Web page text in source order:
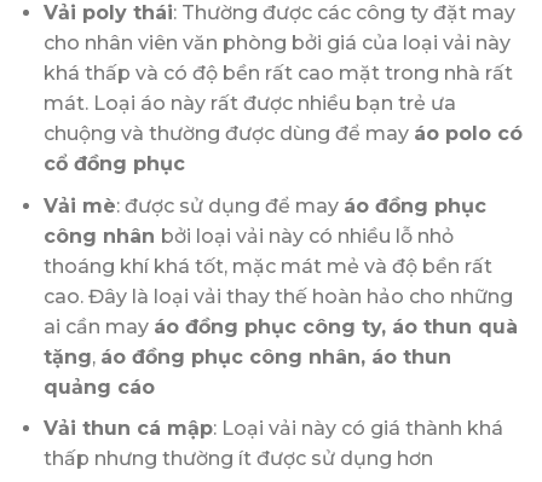
Vải poly thái: Thường được các công ty đặt may
cho nhân viên văn phòng bởi giá của loại vải này
khá thấp và có độ bền rất cao mặt trong nhà rất
mát. Loại áo này rất được nhiều bạn trẻ ưa
chuộng và thường được dùng để may áo polo có
cổ đồng phục
Vải mè: được sử dụng để may áo đồng phục
công nhân bởi loại vải này có nhiều lỗ nhỏ
thoáng khí khá tốt, mặc mát mẻ và độ bền rất
cao. Đây là loại vải thay thế hoàn hảo cho những
ai cần may áo đồng phục công ty, áo thun quà
tặng, áo đồng phục công nhân, áo thun
quảng cáo
Vải thun cá mập: Loại vải này có giá thành khá
thấp nhưng thường ít được sử dụng hơn